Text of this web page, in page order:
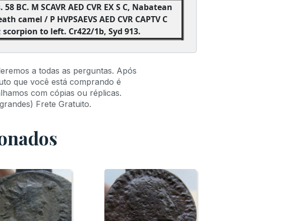
BC. M SCAVR AED CVR EX S C, Nabatean
camel / P HVPSAEVS AED CVR CAPTV C
scorpion to left. Cr422/1b, Syd 913.
a todas as perguntas. Após
que você está comprando é
com cópias ou réplicas.
Frete Gratuito.